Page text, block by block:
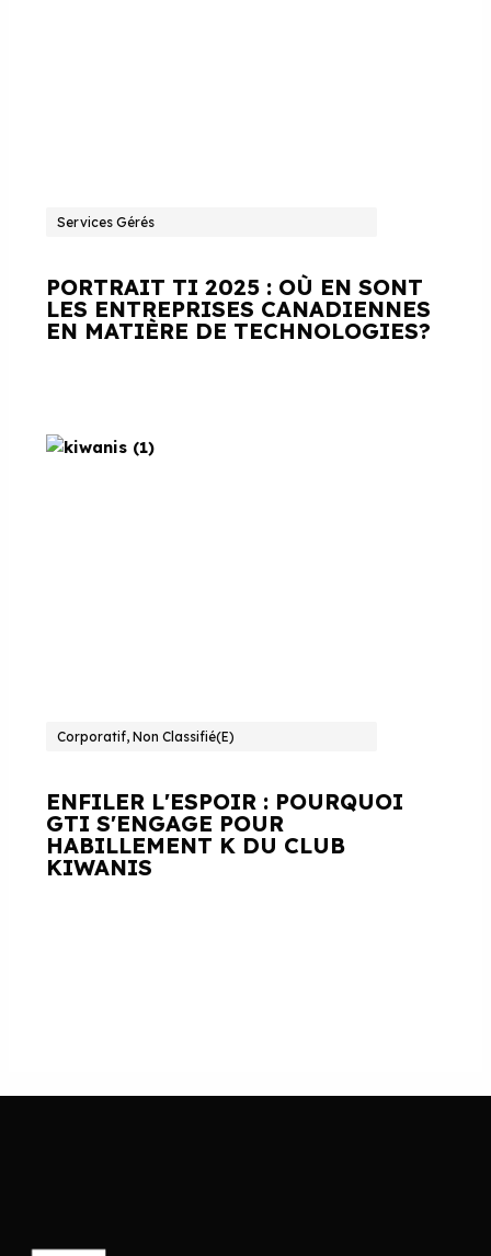
Services Gérés
PORTRAIT TI 2025 : OÙ EN SONT
LES ENTREPRISES CANADIENNES
EN MATIÈRE DE TECHNOLOGIES?
Corporatif, Non Classifié(e)
ENFILER L'ESPOIR : POURQUOI
GTI S'ENGAGE POUR
HABILLEMENT K DU CLUB
KIWANIS